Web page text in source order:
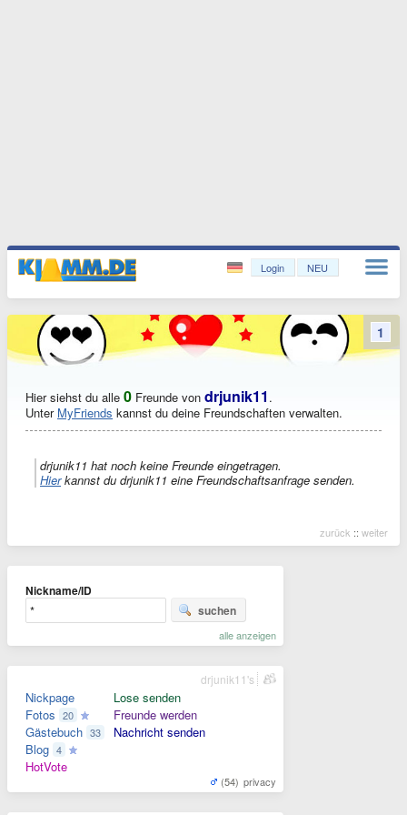
Login NEU
Hier siehst du alle 0 Freunde von drjunik11 .
Unter MyFriends kannst du deine Freundschaften verwalten.
drjunik11 hat noch keine Freunde eingetragen.
Hierkannst du drjunik11 eine Freundschaftsanfrage senden.
zurück :: weiter
1
Nickname/ID
suchen
alle anzeigen
Nickpage
Fotos 20
Gästebuch 33
Blog 4
HotVote
Lose senden
Freunde werden
Nachricht senden
(54) privacy
drjunik11's